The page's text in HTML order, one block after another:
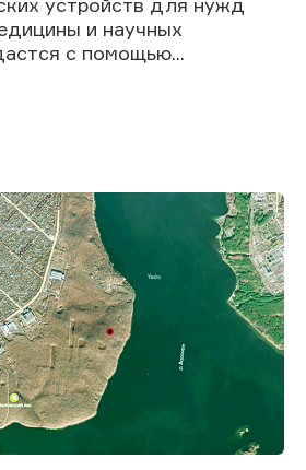
и научных
с помощью...